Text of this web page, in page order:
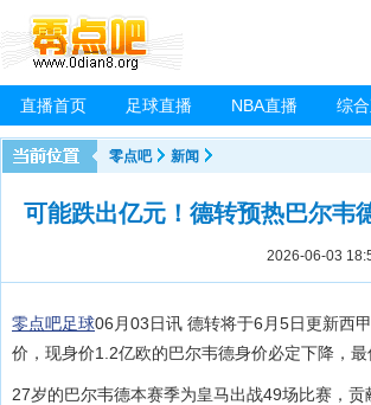
直播首页 足球直播 NBA直播 综
零点吧 新闻
可能跌出亿元！德转预热巴尔韦
2026-06-03
零点吧足球06月03日讯 德转将于6月5日更新西
价，现身价1.2亿欧的巴尔韦德身价必定下降，最
27岁的巴尔韦德本赛季为皇马出战49场比赛，贡